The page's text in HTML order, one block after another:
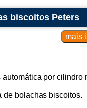
biscoitos Peters
por cilindro
de bolachas biscoitos.